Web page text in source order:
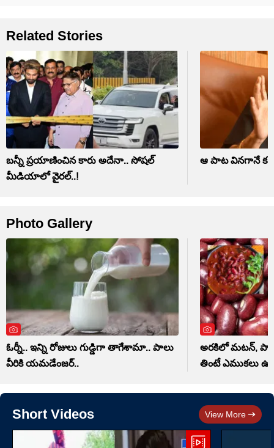
Related Stories
బన్నీ ప్రయాణించిన కారు అదేనా.. సోషల్
మీడియాలో వైరల్..!
ఆ పాట వినగానే
Photo Gallery
ఓర్నీ.. ఇన్ని రోజులు గుడ్డిగా తాగేశామా.. పాలు
వీరికి యమడేంజర్..
అరకిలో మటన్,
తింటే ఎముకలు
Short Videos View More